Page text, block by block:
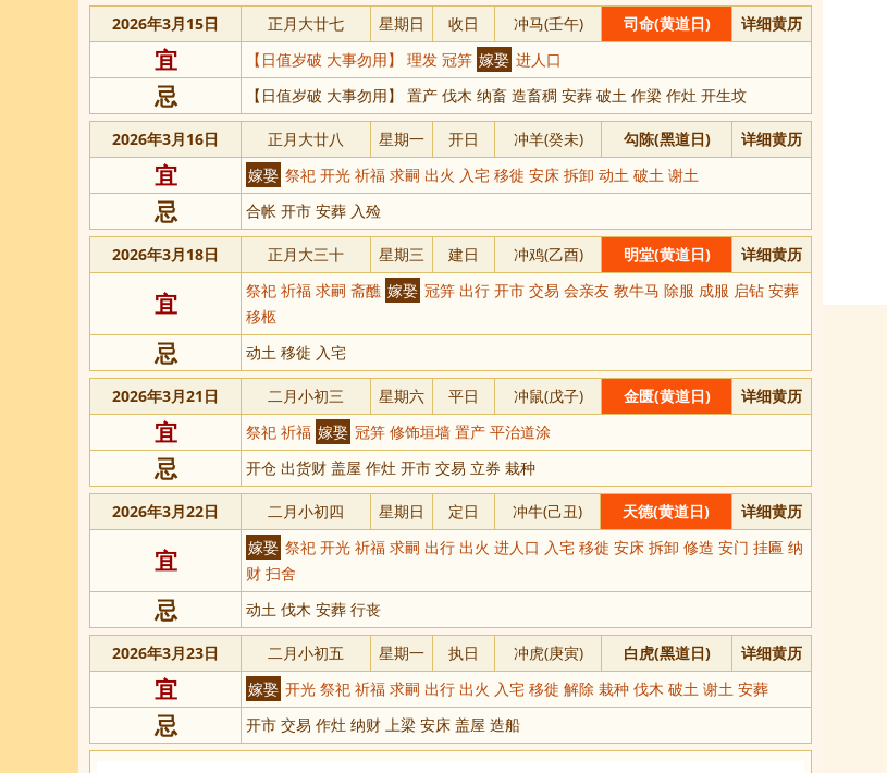
2026年3月15日 正月大廿七 星期日 收日 冲马(壬午) 司命(黄道日) 详细黄历
宜 【日值岁破 大事勿用】 理发 冠笄 嫁娶 进人口
忌 【日值岁破 大事勿用】 置产 伐木 纳畜 造畜稠 安葬 破土 作梁 作灶 开生坟
2026年3月16日 正月大廿八 星期一 开日 冲羊(癸未) 勾陈(黑道日) 详细黄历
宜 嫁娶 祭祀 开光 祈福 求嗣 出火 入宅 移徙 安床 拆卸 动土 破土 谢土
忌 合帐 开市 安葬 入殓
2026年3月18日 正月大三十 星期三 建日 冲鸡(乙酉) 明堂(黄道日) 详细黄历
宜 祭祀 祈福 求嗣 斋醮 嫁娶 冠笄 出行 开市 交易 会亲友 教牛马 除服 成服 启钻 安葬
移柩
忌 动土 移徙 入宅
2026年3月21日 二月小初三 星期六 平日 冲鼠(戊子) 金匮(黄道日) 详细黄历
宜 祭祀 祈福 嫁娶 冠笄 修饰垣墙 置产 平治道涂
忌 开仓 出货财 盖屋 作灶 开市 交易 立券 栽种
2026年3月22日 二月小初四 星期日 定日 冲牛(己丑) 天德(黄道日) 详细黄历
宜 嫁娶 祭祀 开光 祈福 求嗣 出行 出火 进人口 入宅 移徙 安床 拆卸 修造 安门 挂匾 纳
财 扫舍
忌 动土 伐木 安葬 行丧
2026年3月23日 二月小初五 星期一 执日 冲虎(庚寅) 白虎(黑道日) 详细黄历
宜 嫁娶 开光 祭祀 祈福 求嗣 出行 出火 入宅 移徙 解除 栽种 伐木 破土 谢土 安葬
忌 开市 交易 作灶 纳财 上梁 安床 盖屋 造船